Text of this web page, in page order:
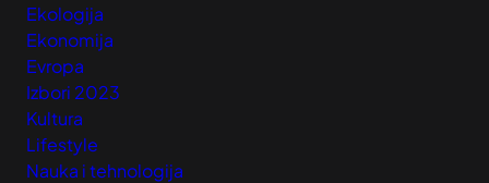
Ekologija
Ekonomija
Evropa
Izbori 2023
Kultura
Lifestyle
Nauka i tehnologija